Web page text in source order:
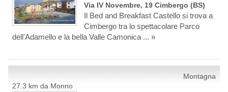
Via IV Novembre, 19 Cimbergo (BS)
Il Bed and Breakfast Castello si trova a
Cimbergo tra lo spettacolare Parco
dell'Adamello e la bella Valle Camonica ... »
Montagna
27.3 km da Monno